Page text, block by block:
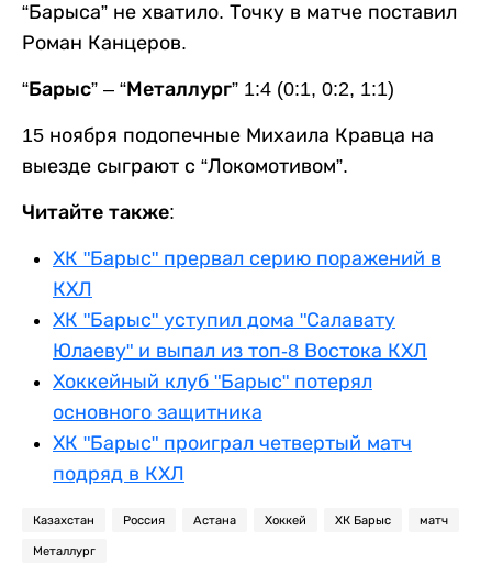
“Барыса” не хватило. Точку в матче поставил
Роман Канцеров.
“Барыс” – “Металлург” 1:4 (0:1, 0:2, 1:1)
15 ноября подопечные Михаила Кравца на
выезде сыграют с “Локомотивом”.
Читайте также:
ХК "Барыс" прервал серию поражений в
КХЛ
ХК "Барыс" уступил дома "Салавату
Юлаеву" и выпал из топ-8 Востока КХЛ
Хоккейный клуб "Барыс" потерял
основного защитника
ХК "Барыс" проиграл четвертый матч
подряд в КХЛ
Казахстан Россия Астана Хоккей ХК Барыс матч
Металлург